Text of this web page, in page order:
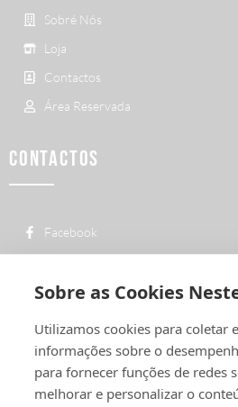
Sobre as Cookies
Utilizamos cookies para coletar
informações sobre o
para fornecer funções de redes
melhorar e personalizar o
Sobré Nós
Loja
Contactos
Área Reservada
CONTACTOS
Facebook
nacional
Rua de Outeiro nº 2132
4760-312 Vila Nova de Famalicão